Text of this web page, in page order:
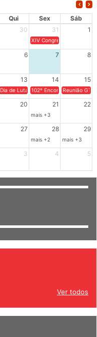
Qui Sex
Sáb
30 31 1
XIV Congresso Brasileiro
6 7 8
13 14 15
Dia de Luta em Defesa de Cuba e da
102º Encontro da
Reunião
20 21 22
mais +3
27 28 29
mais +2 mais +3
3 4 5
Ver todos